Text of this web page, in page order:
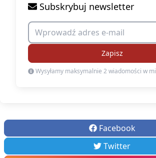
Subskrybuj newsletter
Zapisz
Wysyłamy maksymalnie 2 wiadomości w
Facebook
Twitter